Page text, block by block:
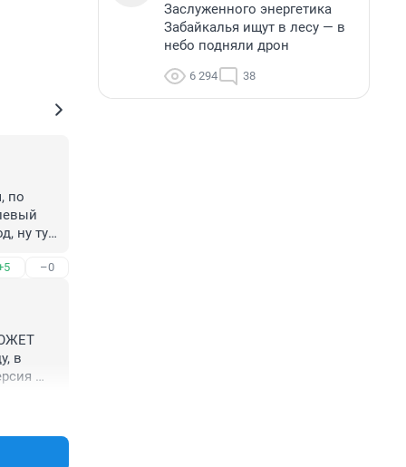
по
ну тут
–0
в
Заслуженного энергетика
Забайкалья ищут в лесу — в
небо подняли дрон
6 294 38